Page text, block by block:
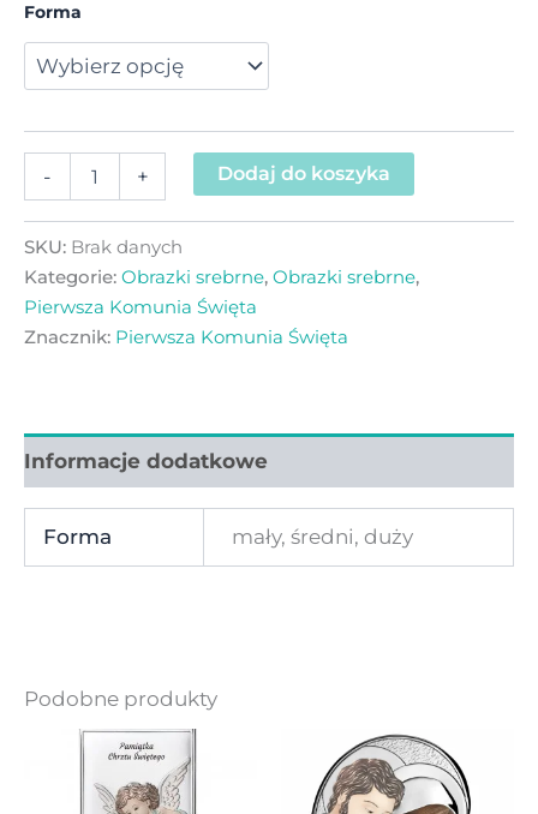
Forma
- + Dodaj do koszyka
SKU: Brak danych
Kategorie: Obrazki srebrne, Obrazki srebrne,
Pierwsza Komunia Święta
Znacznik: Pierwsza Komunia Święta
Informacje dodatkowe
Forma mały, średni, duży
Podobne produkty